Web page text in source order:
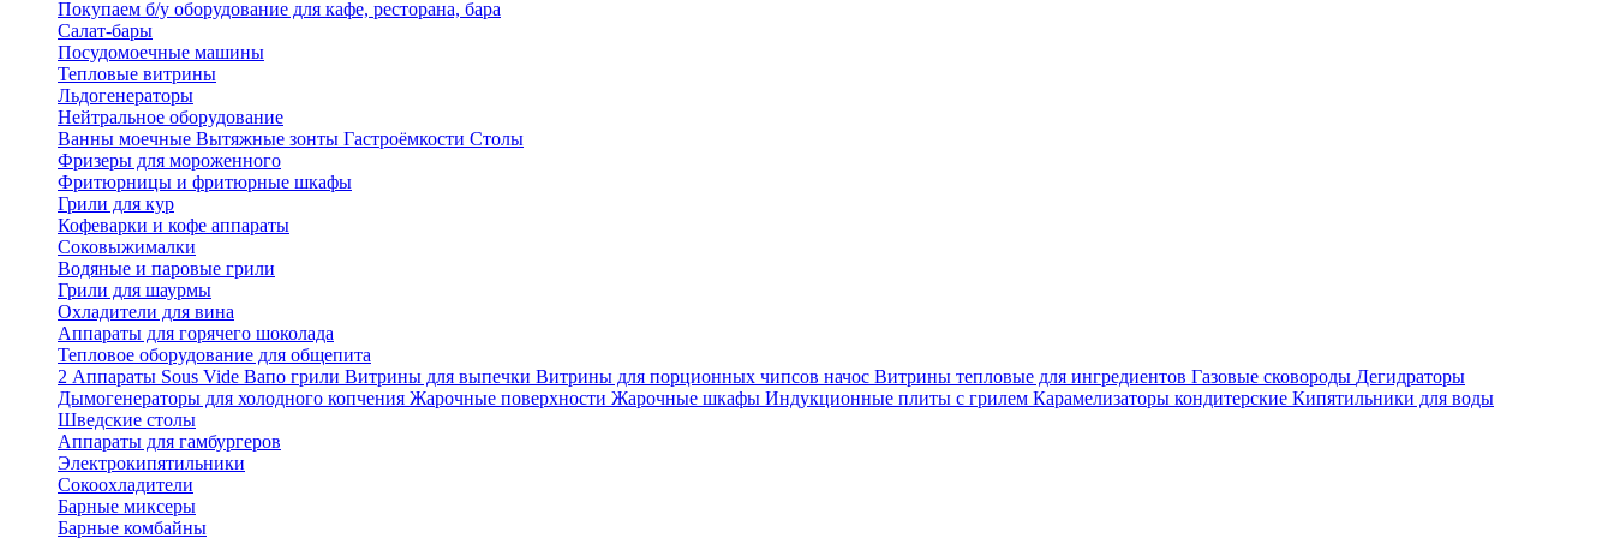
Покупаем б/у оборудование для кафе, ресторана, бара
Салат-бары
Посудомоечные машины
Тепловые витрины
Льдогенераторы
Нейтральное оборудование
Ванны моечные Вытяжные зонты Гастроёмкости Столы
Фризеры для мороженного
Фритюрницы и фритюрные шкафы
Грили для кур
Кофеварки и кофе аппараты
Соковыжималки
Водяные и паровые грили
Грили для шаурмы
Охладители для вина
Аппараты для горячего шоколада
Тепловое оборудование для общепита
2 Аппараты Sous Vide Вапо грили Витрины для выпечки Витрины для порционных чипсов начос Витрины тепловые для ингредиентов Газовые сковороды Дегидраторы
Дымогенераторы для холодного копчения Жарочные поверхности Жарочные шкафы Индукционные плиты с грилем Карамелизаторы кондитерские Кипятильники для воды
Шведские столы
Аппараты для гамбургеров
Электрокипятильники
Сокоохладители
Барные миксеры
Барные комбайны